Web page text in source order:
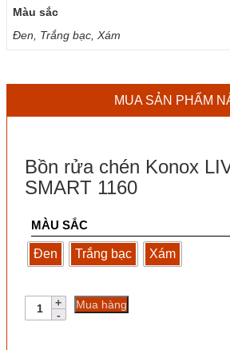
Màu sắc
Đen, Trắng bạc, Xám
MUA SẢN PHẨM
Bồn rửa chén Konox
SMART 1160
MÀU SẮC
Đen Trắng bạc Xám
Bồn
rửa
Mua hàng